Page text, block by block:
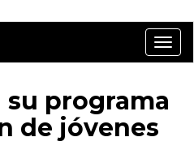
su programa
de jóvenes